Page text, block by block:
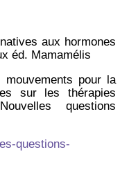
aux hormones
éd. Mamamélis
pour la
sur les thérapies
questions
questions-